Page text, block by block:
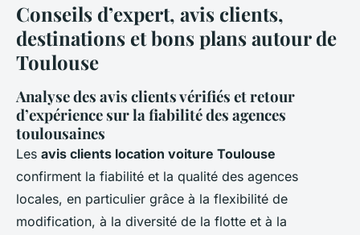
Conseils d’expert, avis clients,
destinations et bons plans autour de
Toulouse
Analyse des avis clients vérifiés et retour
d’expérience sur la fiabilité des agences
toulousaines
Les avis clients location voiture Toulouse
confirment la fiabilité et la qualité des agences
locales, en particulier grâce à la flexibilité de
modification, à la diversité de la flotte et à la